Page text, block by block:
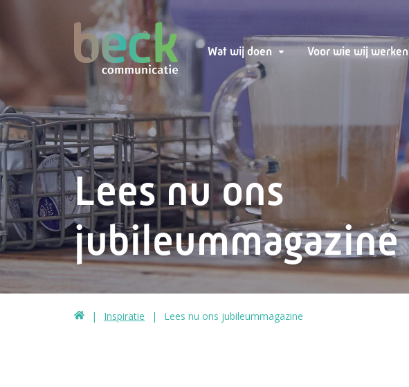
Wat wij doen Voor wie wij werken
Lees nu ons
jubileummagazine
Inspiratie Lees nu ons jubileummagazine